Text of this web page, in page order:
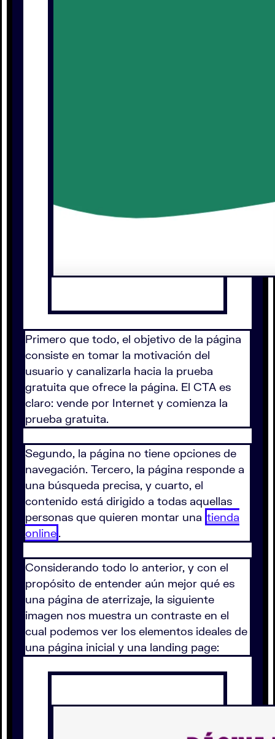
Primero que todo, el objetivo de la página
consiste en tomar la motivación del
usuario y canalizarla hacia la prueba
gratuita que ofrece la página. El CTA es
claro: vende por Internet y comienza la
prueba gratuita.
Segundo, la página no tiene opciones de
navegación. Tercero, la página responde a
una búsqueda precisa, y cuarto, el
contenido está dirigido a todas aquellas
personas que quieren montar una tienda
online.
Considerando todo lo anterior, y con el
propósito de entender aún mejor qué es
una página de aterrizaje, la siguiente
imagen nos muestra un contraste en el
cual podemos ver los elementos ideales de
una página inicial y una landing page: